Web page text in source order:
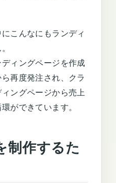
こんなにもランディ
ィングページを作成
再度発注され、クラ
ングページから売上
ができています。
制作するた